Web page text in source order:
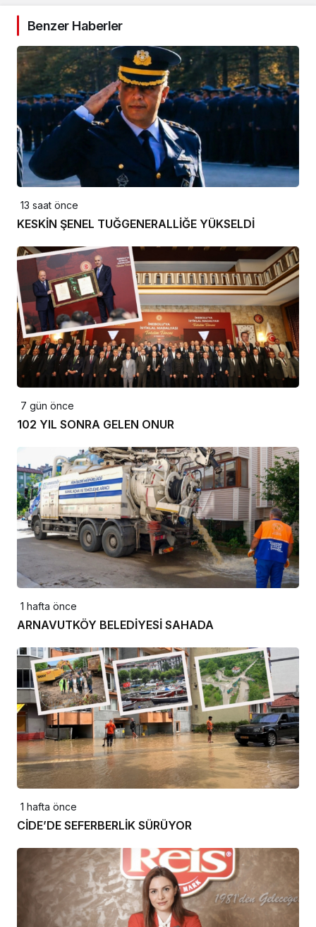
Benzer Haberler
13 saat önce
KESKİN ŞENEL TUĞGENERALLİĞE YÜKSELDİ
7 gün önce
102 YIL SONRA GELEN ONUR
1 hafta önce
ARNAVUTKÖY BELEDİYESİ SAHADA
1 hafta önce
CİDE’DE SEFERBERLİK SÜRÜYOR